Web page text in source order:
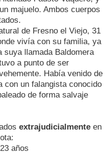
majuelo. Ambos cuerpos
de Fresno el Viejo, 31
vivía con su familia, ya
suya llamada Baldomera
a punto de ser
Había venido de
con un falangista conocido
de forma salvaje
extrajudicialmente en
años